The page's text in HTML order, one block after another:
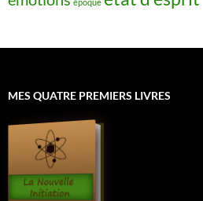
MES QUATRE PREMIERS LIVRES